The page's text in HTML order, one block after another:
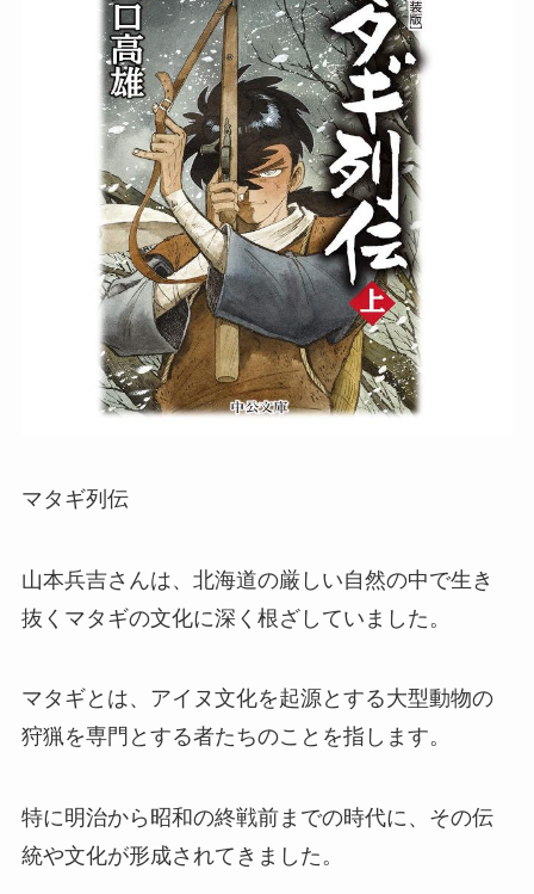
マタギ列伝
山本兵吉さんは、北海道の厳しい自然の中で生き
抜くマタギの文化に深く根ざしていました。
マタギとは、アイヌ文化を起源とする大型動物の
狩猟を専門とする者たちのことを指します。
特に明治から昭和の終戦前までの時代に、その伝
統や文化が形成されてきました。